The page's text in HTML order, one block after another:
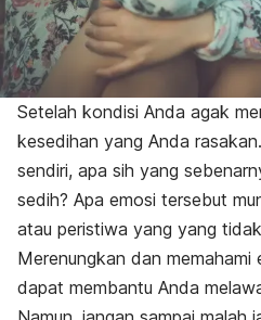
Setelah kondisi Anda agak
kesedihan yang Anda
sendiri, apa sih yang
sedih? Apa emosi tersebut
atau peristiwa yang yang
Merenungkan dan
dapat membantu Anda